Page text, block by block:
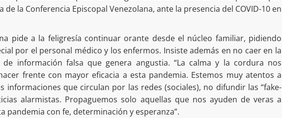
de la Conferencia Episcopal Venezolana, ante la presencia del COVID-10 en
pide a la feligresía continuar orante desde el núcleo familiar, pidiendo
por el personal médico y los enfermos. Insiste además en no caer en la
de información falsa que genera angustia. “La calma y la cordura nos
frente con mayor eficacia a esta pandemia. Estemos muy atentos a
informaciones que circulan por las redes (sociales), no difundir las “fake-
alarmistas. Propaguemos solo aquellas que nos ayuden de veras a
pandemia con fe, determinación y esperanza”.